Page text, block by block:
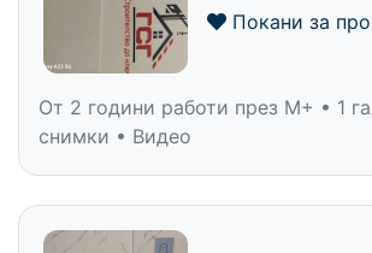
Покани за
От 2 години работи през M+ • 1
снимки • Видео